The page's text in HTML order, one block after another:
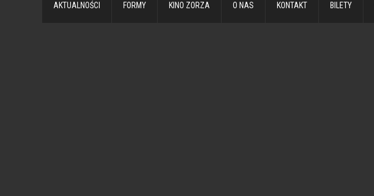
AKTUALNOŚCI FORMY KINO ZORZA O NAS KONTAKT BILETY